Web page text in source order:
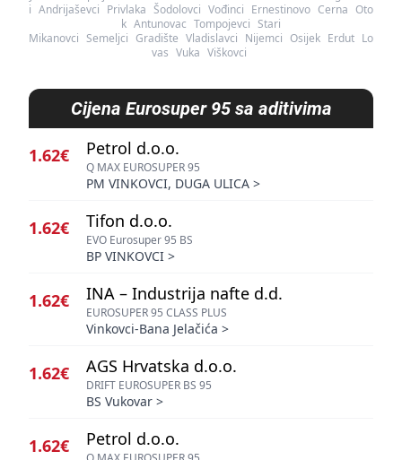
i Andrijaševci Privlaka Šodolovci Vođinci Ernestinovo Cerna Oto
k Antunovac Tompojevci Stari
Mikanovci Semeljci Gradište Vladislavci Nijemci Osijek Erdut Lo
vas Vuka Viškovci
Cijena Eurosuper 95 sa aditivima
1.62€ Petrol d.o.o.
Q MAX EUROSUPER 95
PM VINKOVCI, DUGA ULICA >
1.62€ Tifon d.o.o.
EVO Eurosuper 95 BS
BP VINKOVCI >
1.62€ INA – Industrija nafte d.d.
EUROSUPER 95 CLASS PLUS
Vinkovci-Bana Jelačića >
1.62€ AGS Hrvatska d.o.o.
DRIFT EUROSUPER BS 95
BS Vukovar >
1.62€ Petrol d.o.o.